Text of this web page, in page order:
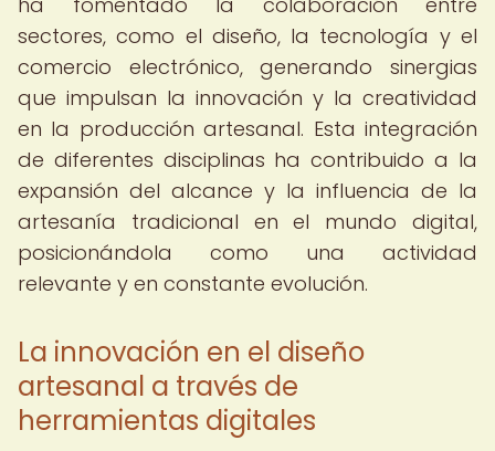
sectores, como el diseño, la tecnología y el
comercio electrónico, generando sinergias
que impulsan la innovación y la creatividad
en la producción artesanal. Esta integración
de diferentes disciplinas ha contribuido a la
expansión del alcance y la influencia de la
artesanía tradicional en el mundo digital,
posicionándola como una actividad
relevante y en constante evolución.
La innovación en el diseño
artesanal a través de
herramientas digitales